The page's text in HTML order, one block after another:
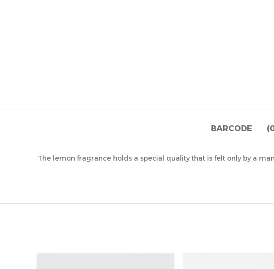
BARCODE
The lemon fragrance holds a special quality that is felt only by a